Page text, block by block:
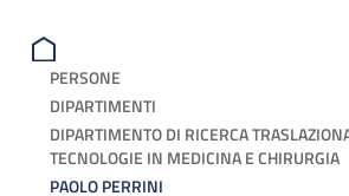
PERSONE
DIPARTIMENTI
DIPARTIMENTO DI RICERCA
TECNOLOGIE IN MEDICINA E CHIRURGIA
PAOLO PERRINI